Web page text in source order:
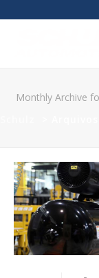
Monthly Archive